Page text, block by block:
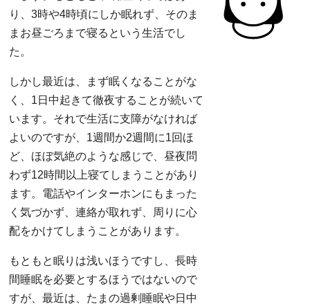
り、3時や4時頃にしか眠れず、そのま
まお昼ごろまで寝るという生活でし
た。
しかし最近は、まず眠くなることがな
く、1日中起きて徹夜することが続いて
います。それで生活に支障がなければ
よいのですが、1週間か2週間に1回ほ
ど、ほぼ気絶のような感じで、昼夜問
わず12時間以上寝てしまうことがあり
ます。電話やインターホンにもまった
く気づかず、連絡が取れず、周りに心
配をかけてしまうことがあります。
もともと眠りは浅いほうですし、長時
間睡眠を必要とするほうではないので
すが、最近は、たまの過剰睡眠や日中